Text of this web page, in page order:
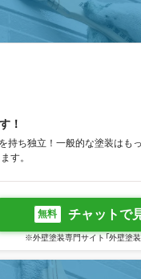
！
持ち独立！一般的な塗装はも
す。
無料 チャットで
※外壁塗装専門サイト「外壁塗